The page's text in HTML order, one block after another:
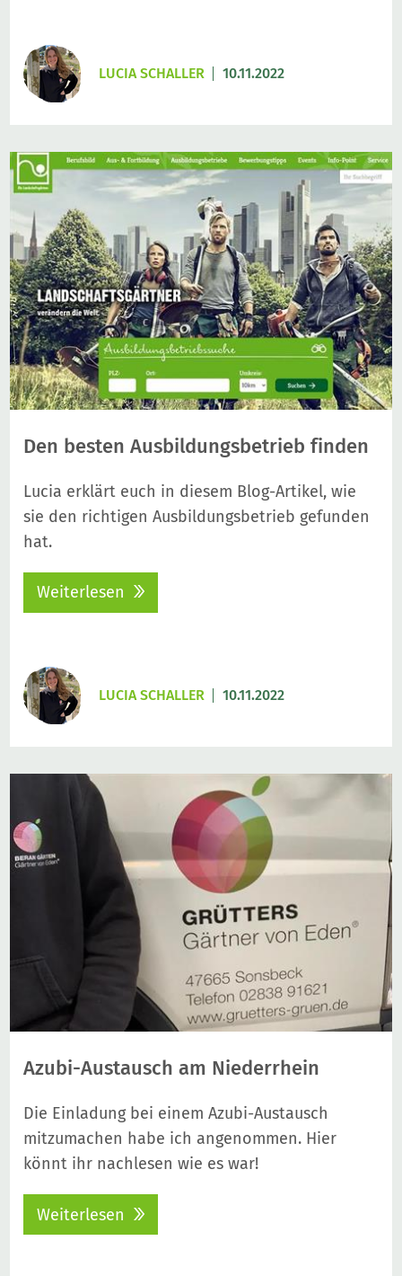
LUCIA SCHALLER 10.11.2022
Den besten Ausbildungsbetrieb finden
Lucia erklärt euch in diesem Blog-Artikel, wie
sie den richtigen Ausbildungsbetrieb gefunden
hat.
Weiterlesen
LUCIA SCHALLER 10.11.2022
Azubi-Austausch am Niederrhein
Die Einladung bei einem Azubi-Austausch
mitzumachen habe ich angenommen. Hier
könnt ihr nachlesen wie es war!
Weiterlesen